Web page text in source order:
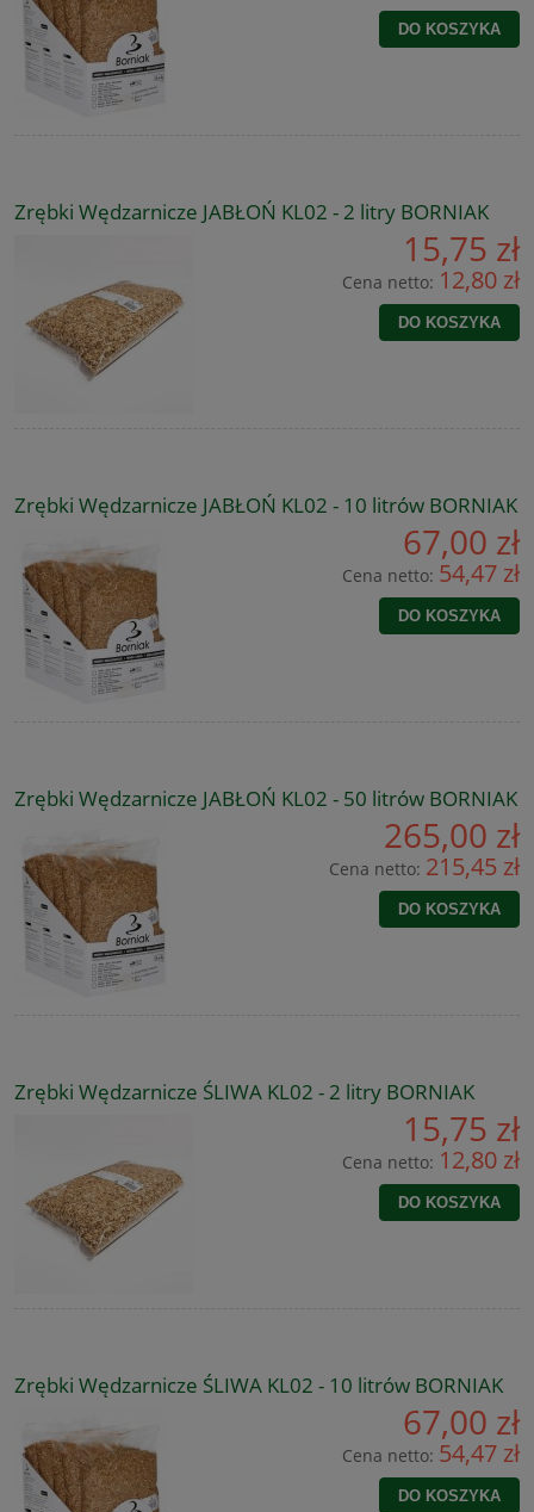
DO KOSZYKA
Zrębki Wędzarnicze JABŁOŃ KL02 - 2 litry BORNIAK
15,75 zł
Cena netto: 12,80 zł
DO KOSZYKA
Zrębki Wędzarnicze JABŁOŃ KL02 - 10 litrów BORNIAK
67,00 zł
Cena netto: 54,47 zł
DO KOSZYKA
Zrębki Wędzarnicze JABŁOŃ KL02 - 50 litrów BORNIAK
265,00 zł
Cena netto: 215,45 zł
DO KOSZYKA
Zrębki Wędzarnicze ŚLIWA KL02 - 2 litry BORNIAK
15,75 zł
Cena netto: 12,80 zł
DO KOSZYKA
Zrębki Wędzarnicze ŚLIWA KL02 - 10 litrów BORNIAK
67,00 zł
Cena netto: 54,47 zł
DO KOSZYKA